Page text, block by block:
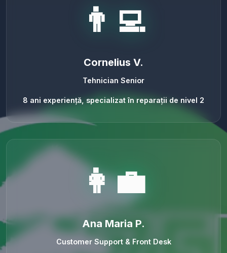
👨‍💻
Cornelius V.
Tehnician Senior
8 ani experiență, specializat în reparații de nivel 2
👩‍💼
Ana Maria P.
Customer Support & Front Desk